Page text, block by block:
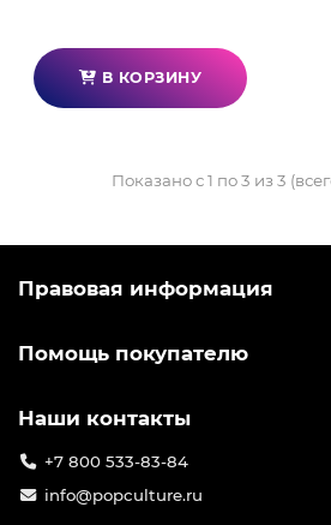
В КОРЗИНУ
Показано с 1 по 3 из 3
Правовая информация
Помощь покупателю
Наши контакты
+7 800 533-83-84
info@popculture.ru